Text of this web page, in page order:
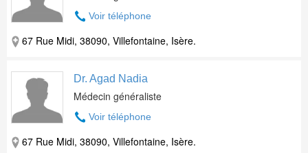
Voir téléphone
67 Rue Midi, 38090, Villefontaine, Isère.
Dr. Agad Nadia
Médecin généraliste
Voir téléphone
67 Rue Midi, 38090, Villefontaine, Isère.